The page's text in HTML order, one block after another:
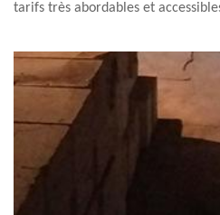
tarifs très abordables et